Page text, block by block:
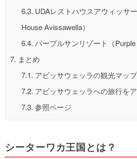
6.3. UDAレストハウスアウィッサ
House Avissawella）
6.4. パープルサンリゾート（Purple
7. まとめ
7.1. アビッサウェッラの観光マップ
7.2. アビッサウェッラへの旅行を
7.3. 参照ページ
シーターワカ王国とは？